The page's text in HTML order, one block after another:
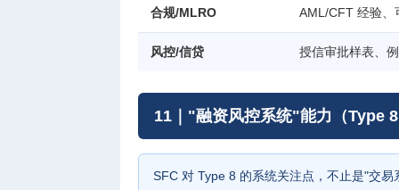
合规/MLRO AML/CFT 经验、
风控/信贷 授信审批样表、
11｜"融资风控系统"能力（Type
SFC 对 Type 8 的系统关注点，不止是"交易